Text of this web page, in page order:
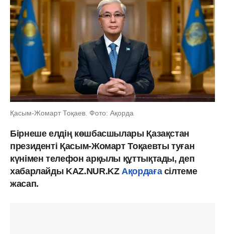
Қасым-Жомарт Тоқаев. Фото: Ақорда
Бірнеше елдің көшбасшылары Қазақстан
президенті Қасым-Жомарт Тоқаевты туған
күнімен телефон арқылы құттықтады, деп
хабарлайды KAZ.NUR.KZ Ақордаға сілтеме
жасап.